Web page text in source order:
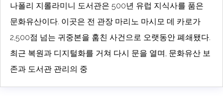
나폴리 지롤라미니 도서관은 500년 유럽 지식사를 품은
문화유산이다. 이곳은 전 관장 마리노 마시모 데 카로가
2,500점 넘는 귀중본을 훔친 사건으로 오랫동안 폐쇄됐다.
최근 복원과 디지털화를 거쳐 다시 문을 열며, 문화유산 보
존과 도서관 관리의 중